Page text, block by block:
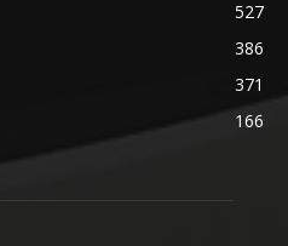
527
386
371
166